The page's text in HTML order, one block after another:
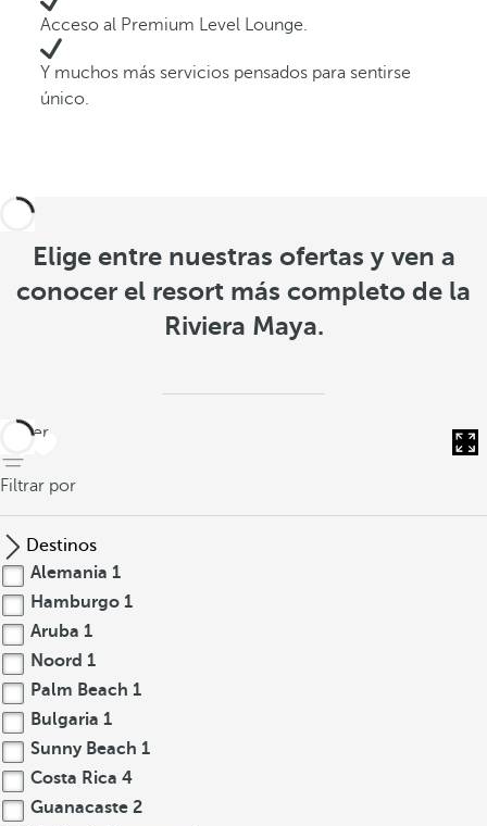
Acceso al Premium Level Lounge.
Y muchos más servicios pensados para sentirse
único.
Elige entre nuestras ofertas y ven a
conocer el resort más completo de la
Riviera Maya.
volver
Filtrar por
Destinos
Alemania 1
Hamburgo 1
Aruba 1
Noord 1
Palm Beach 1
Bulgaria 1
Sunny Beach 1
Costa Rica 4
Guanacaste 2